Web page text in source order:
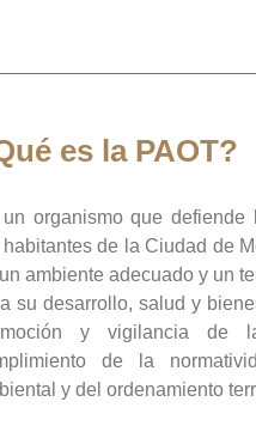
es la PAOT?
un organismo que defiende
habitantes de la Ciudad de
ambiente adecuado y un
su desarrollo, salud y
y vigilancia de
de la
y del ordenamiento